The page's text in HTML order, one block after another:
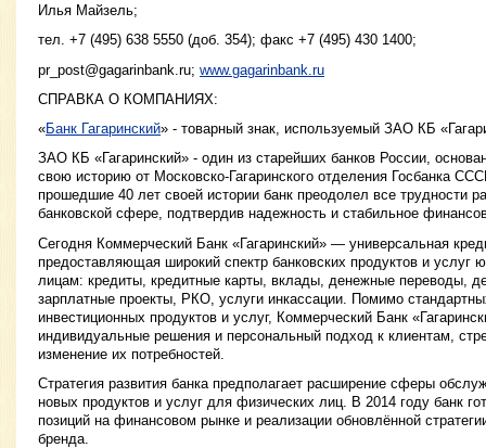
Илья Майзель;
тел. +7 (495) 638 5550 (доб. 354); факс +7 (495) 430 1400;
pr_post@gagarinbank.ru; www.gagarinbank.ru
СПРАВКА О КОМПАНИЯХ:
«Банк Гагаринский» - товарный знак, используемый ЗАО КБ
ЗАО КБ «Гагаринский» - один из старейших банков России,
свою историю от Московско-Гагаринского отделения Госбанка
прошедшие 40 лет своей истории банк преодолел все трудности
банковской сфере, подтвердив надежность и стабильное
Сегодня Коммерческий Банк «Гагаринский» — универсальная
предоставляющая широкий спектр банковских продуктов и услуг
лицам: кредиты, кредитные карты, вклады, денежные переводы,
зарплатные проекты, РКО, услуги инкассации. Помимо
инвестиционных продуктов и услуг, Коммерческий Банк
индивидуальные решения и персональный подход к клиентам,
изменение их потребностей.
Стратегия развития банка предполагает расширение сферы
новых продуктов и услуг для физических лиц. В 2014 году банк
позиций на финансовом рынке и реализации обновлённой
бренда.